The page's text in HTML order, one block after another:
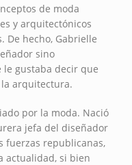
de moda
y arquitectónicos
De hecho, Gabrielle
sino
le gustaba decir que
arquitectura.
por la moda. Nació
jefa del diseñador
fuerzas republicanas,
actualidad, si bien